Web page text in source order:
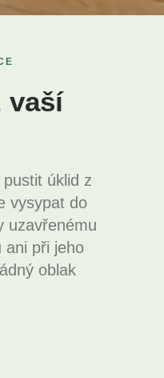
vaší
úklid z
vysypat do
uzavřenému
ani při jeho
oblak